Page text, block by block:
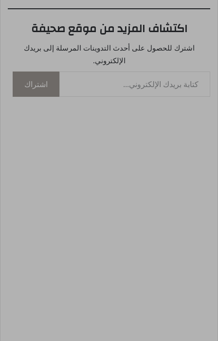
اكتشاف المزيد من موقع صحيفة
اشترك للحصول على أحدث التدوينات المرسلة إلى بريدك
الإلكتروني.
اشتراك